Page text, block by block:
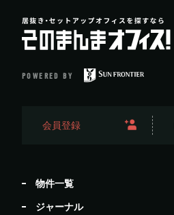
POWERED BY
会員登録
物件一覧
ジャーナル